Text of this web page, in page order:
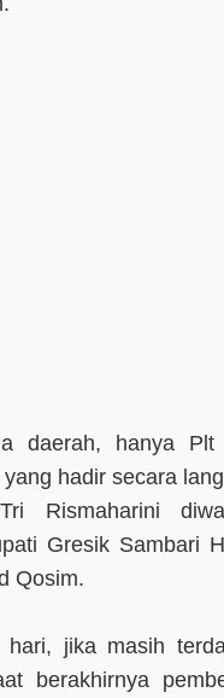
daerah, hanya
hadir secara
Rismaharini
Gresik Sambari
Qosim.
jika masih
berakhirnya